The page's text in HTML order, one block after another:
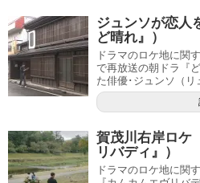
ジュンソが恋人
ど晴れ』）
ドラマのロケ地に関
で再放送の朝ドラ『
た俳優･ジュンソ（
賀茂川右岸ロケ
リバディ』）
ドラマのロケ地に関